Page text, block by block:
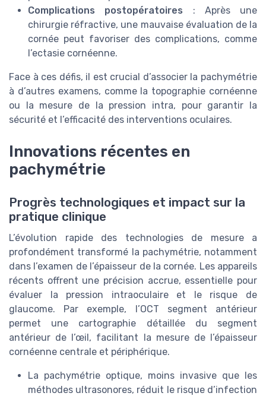
Complications postopératoires : Après une
chirurgie réfractive, une mauvaise évaluation de la
cornée peut favoriser des complications, comme
l’ectasie cornéenne.
Face à ces défis, il est crucial d’associer la pachymétrie
à d’autres examens, comme la topographie cornéenne
ou la mesure de la pression intra, pour garantir la
sécurité et l’efficacité des interventions oculaires.
Innovations récentes en
pachymétrie
Progrès technologiques et impact sur la
pratique clinique
L’évolution rapide des technologies de mesure a
profondément transformé la pachymétrie, notamment
dans l’examen de l’épaisseur de la cornée. Les appareils
récents offrent une précision accrue, essentielle pour
évaluer la pression intraoculaire et le risque de
glaucome. Par exemple, l’OCT segment antérieur
permet une cartographie détaillée du segment
antérieur de l’œil, facilitant la mesure de l’épaisseur
cornéenne centrale et périphérique.
La pachymétrie optique, moins invasive que les
méthodes ultrasonores, réduit le risque d’infection